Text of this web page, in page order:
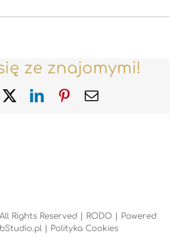
ze znajomymi!
LinkedInPinterest
Email
Rights Reserved | RODO | Powered
| Polityka Cookies